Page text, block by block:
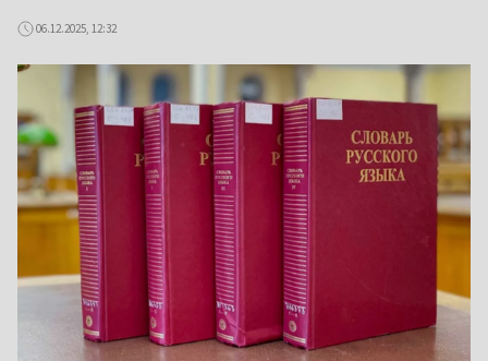
06.12.2025, 12:32